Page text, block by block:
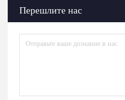
Перешлите нас